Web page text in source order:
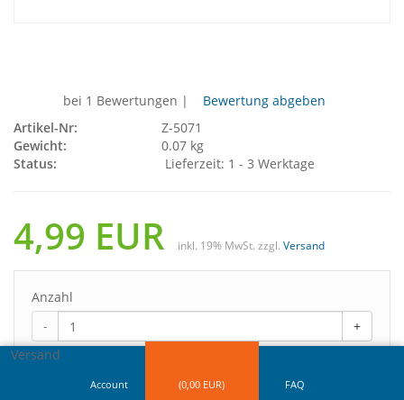
bei 1 Bewertungen |
Bewertung abgeben
Artikel-Nr:
Z-5071
Gewicht:
0.07 kg
Status:
Lieferzeit: 1 - 3 Werktage
4,99 EUR inkl. 19% MwSt. zzgl. Versand
Anzahl
-
+
In den Warenkorb
Versand
Account (0,00 EUR) FAQ